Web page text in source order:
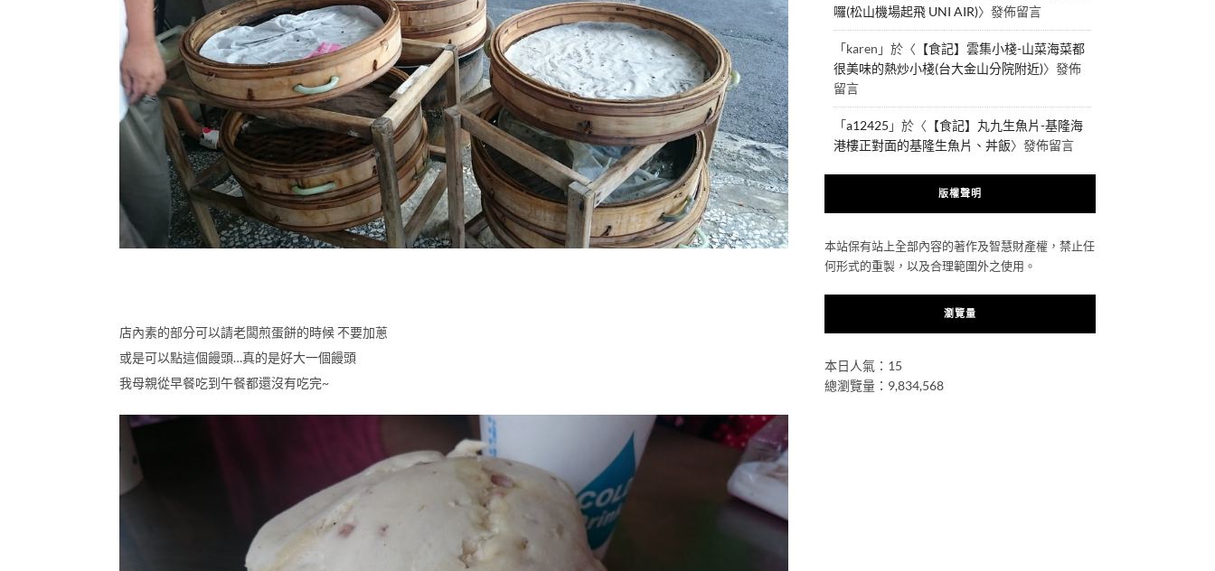
店內素的部分可以請老闆煎蛋餅的時候 不要加蔥
或是可以點這個饅頭…真的是好大一個饅頭
我母親從早餐吃到午餐都還沒有吃完~
囉(松山機場起飛 UNI AIR)〉發佈留言
「karen 」於〈 【食記】雲集小棧-山菜海菜都
很美味的熱炒小棧(台大金山分院附近)〉發佈
留言
「a12425 」於〈 【食記】丸九生魚片-基隆海
港樓正對面的基隆生魚片、丼飯〉發佈留言
版權聲明
本站保有站上全部內容的著作及智慧財產權，禁止任
何形式的重製，以及合理範圍外之使用。
瀏覽量
本日人氣：15
總瀏覽量：9,834,568